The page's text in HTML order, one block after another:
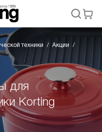
техники
Акции
для
Korting